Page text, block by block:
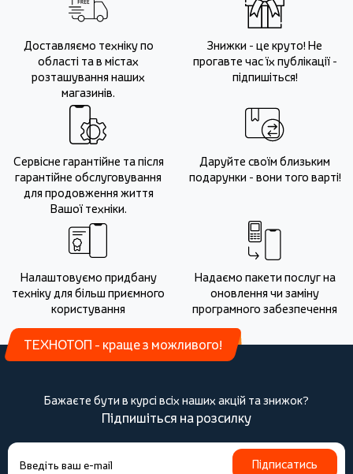
Доставляємо техніку по
області та в містах
розташування наших
магазинів.
Знижки - це круто! Не
прогавте час їх публікації -
підпишіться!
Сервісне гарантійне та після
гарантійне обслуговування
для продовження життя
Вашої техніки.
Даруйте своїм близьким
подарунки - вони того варті!
Налаштовуємо придбану
техніку для більш приємного
користування
Надаємо пакети послуг на
оновлення чи заміну
програмного забезпечення
ТЕХНОТОП - краще з можливого!
Бажаєте бути в курсі всіх наших акцій та знижок?
Підпишіться на розсилку
Підписатись